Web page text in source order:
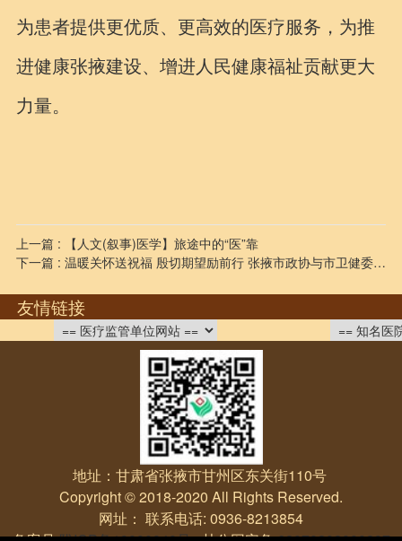
为患者提供更优质、更高效的医疗服务，为推
进健康张掖建设、增进人民健康福祉贡献更大
力量。
上一篇 : 【人文(叙事)医学】旅途中的“医”靠
下一篇 : 温暖关怀送祝福 殷切期望励前行 张掖市政协与市卫健委领导医师节前夕暖心慰问我院医务工作者
友情链接
地址：甘肃省张掖市甘州区东关街110号
Copyright © 2018-2020 All Rights Reserved.
网址： 联系电话: 0936-8213854